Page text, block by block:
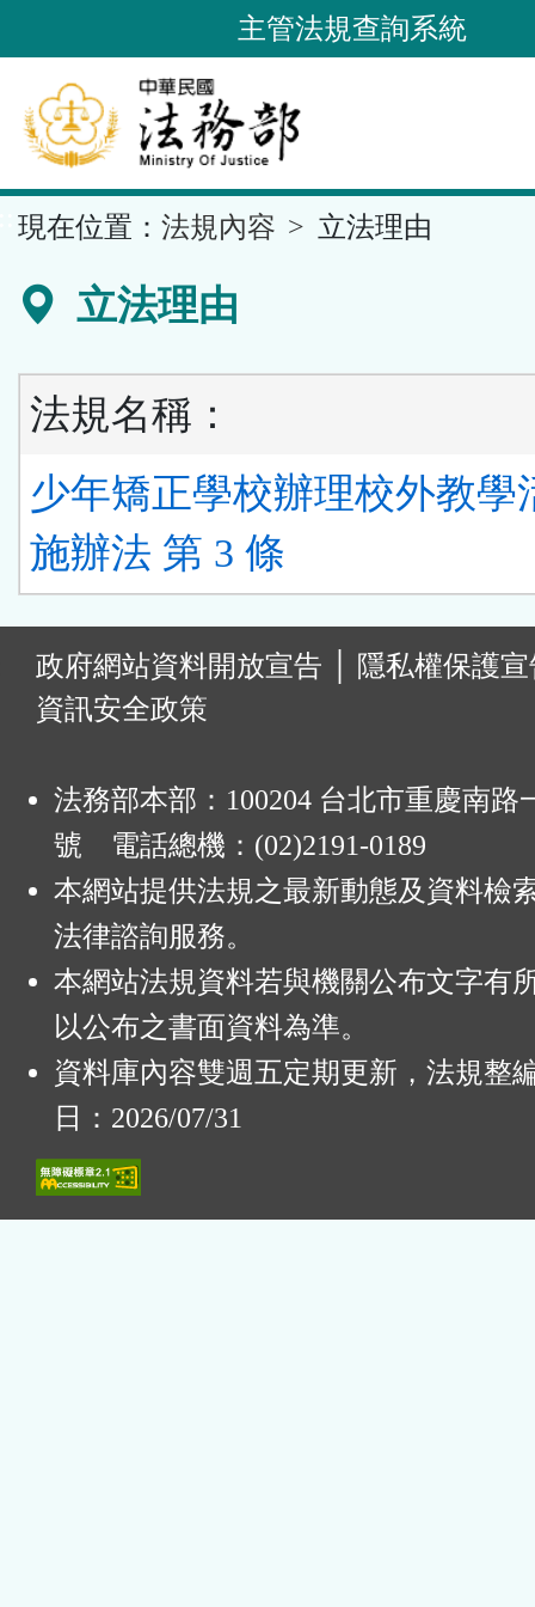
到
要
內
容
區
主管法規查詢系統
現在位置： 法規內容 立法理由
立法理由
法規名稱：
少年矯正學校辦理校外教學
施辦法 第 3 條
政府網站資料開放宣告
隱私權保護
資訊安全政策
法務部本部：100204 台北市重慶南路
號 電話總機：(02)2191-0189
本網站提供法規之最新動態及資料檢
法律諮詢服務。
本網站法規資料若與機關公布文字有
以公布之書面資料為準。
資料庫內容雙週五定期更新，法規整
日：2026/07/31